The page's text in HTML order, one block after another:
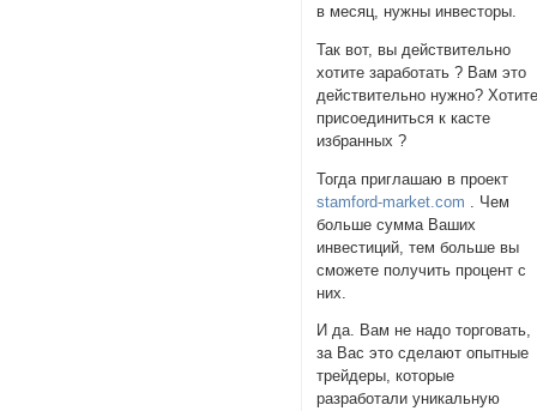
в месяц, нужны инвесторы.
Так вот, вы действительно
хотите заработать ? Вам это
действительно нужно?
присоединиться к касте
избранных ?
Тогда приглашаю в проект
stamford-market.com . Чем
больше сумма Ваших
инвестиций, тем больше вы
сможете получить процент с
них.
И да. Вам не надо торговать,
за Вас это сделают опытные
трейдеры, которые
разработали уникальную